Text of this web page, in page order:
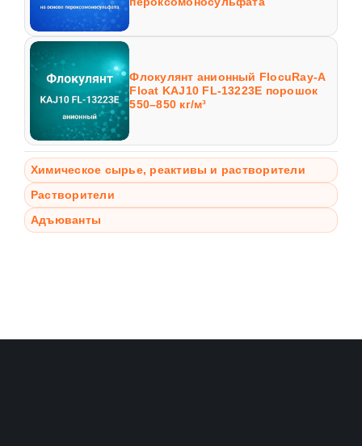
Флокулянт анионный FlocuRay-A
Float KAJ10 FL-13223E порошок
550–850 кг/м³
Химическое сырье, реактивы и растворители
Растворители
Адъюванты